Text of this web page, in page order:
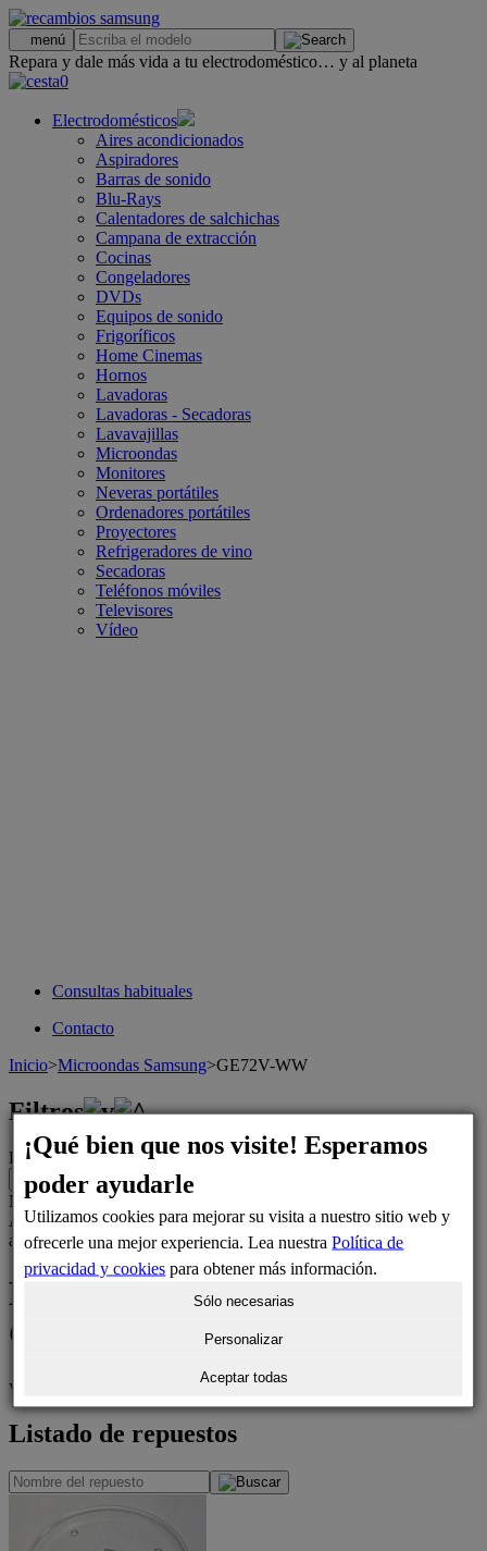
menú
Repara y dale más vida a tu electrodoméstico… y al planeta
0
Electrodomésticos
Aires acondicionados
Aspiradores
Barras de sonido
Blu-Rays
Calentadores de salchichas
Campana de extracción
Cocinas
Congeladores
DVDs
Equipos de sonido
Frigoríficos
Home Cinemas
Hornos
Lavadoras
Lavadoras - Secadoras
Lavavajillas
Microondas
Monitores
Neveras portátiles
Ordenadores portátiles
Proyectores
Refrigeradores de vino
Secadoras
Teléfonos móviles
Televisores
Vídeo
Consultas habituales
Contacto
Inicio>Microondas Samsung>GE72V-WW
Filtros
Localizar componentes para este electrodoméstico:
Número de posición del despiece
Aún no hemos catalogado las posiciones de los repuestos de este
aparato
Microondas SAMSUNG
GE72V-WW
Variantes del microondas: GE72V-WW/XEG
Listado de repuestos
¡Qué bien que nos visite! Esperamos
poder ayudarle
Utilizamos cookies para mejorar su visita a nuestro sitio web y
ofrecerle una mejor experiencia. Lea nuestraPolítica de
privacidad y cookies para obtener más información.
Sólo necesarias
Personalizar
Aceptar todas